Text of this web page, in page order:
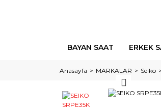
BAYAN SAAT ERKEK
Anasayfa MARKALAR Seiko